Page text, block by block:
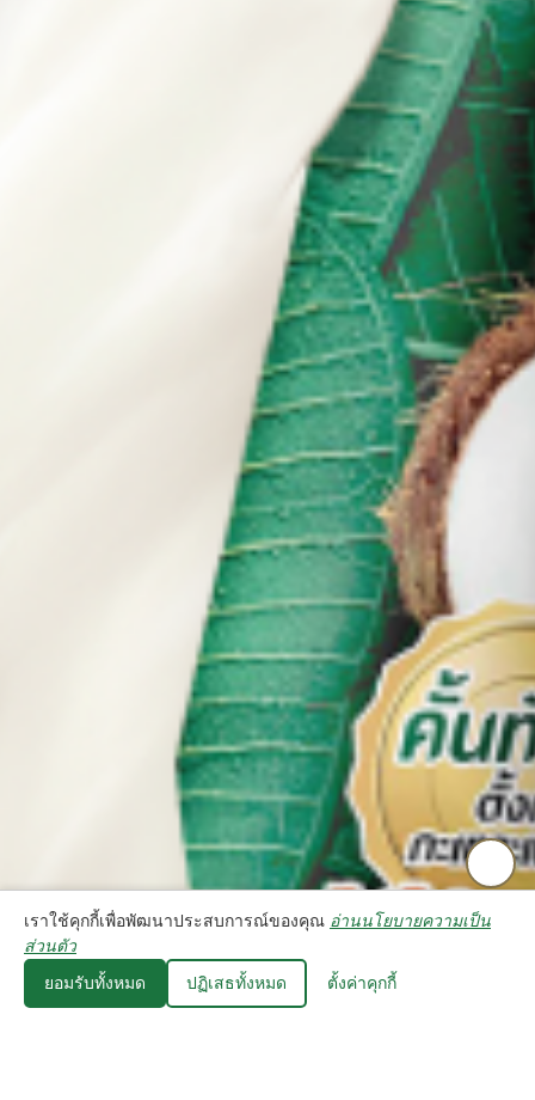
เราใช้คุกกี้เพื่อพัฒนาประสบการณ์ของคุณ อ่านนโยบายความเป็น
ส่วนตัว
ยอมรับทั้งหมด
ปฏิเสธทั้งหมด ตั้งค่าคุกกี้
⚙️ คุกกี้